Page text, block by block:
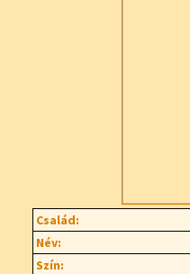
Család:
Név:
Szín: